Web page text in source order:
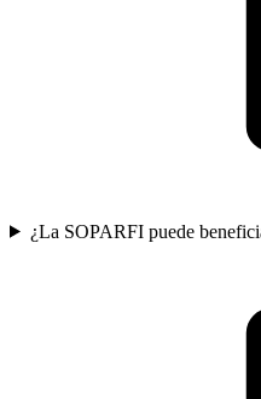
¿La SOPARFI puede